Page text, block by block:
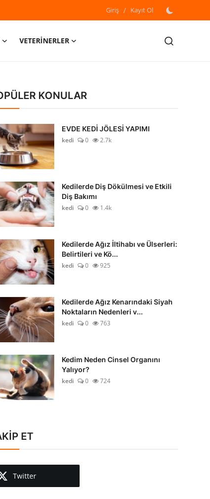
Giriş / Kayıt Ol
VETERİNERLER
KONULAR
EVDE KEDİ JÖLESİ YAPIMI
kedi
0 2.7k
Kedilerde Diş Dökülmesi ve Etkili
Diş Bakımı
kedi
0 1.4k
Kedilerde Ağız İltihabı ve Ülserleri:
Belirtileri ve Kö...
kedi
0 925
Kedilerde Ağız Kenarındaki Siyah
Noktaların Nedenleri v...
kedi
0 763
Kedim Neden Cinsel Organını
Yalıyor?
kedi
0 724
ET
Twitter